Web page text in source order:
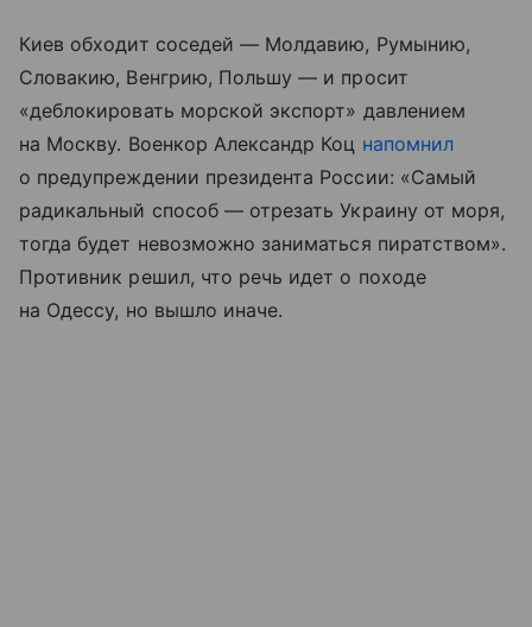
Киев обходит соседей — Молдавию, Румынию,
Словакию, Венгрию, Польшу — и просит
«деблокировать морской экспорт» давлением
на Москву. Военкор Александр Коц напомнил
о предупреждении президента России: «Самый
радикальный способ — отрезать Украину от моря,
тогда будет невозможно заниматься пиратством».
Противник решил, что речь идет о походе
на Одессу, но вышло иначе.